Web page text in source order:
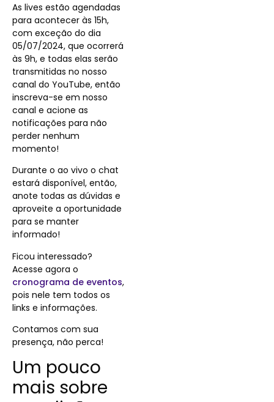
As lives estão agendadas
para acontecer às 15h,
com exceção do dia
05/07/2024, que ocorrerá
às 9h, e todas elas serão
transmitidas no nosso
canal do YouTube, então
inscreva-se em nosso
canal e acione as
notificações para não
perder nenhum
momento!
Durante o ao vivo o chat
estará disponível, então,
anote todas as dúvidas e
aproveite a oportunidade
para se manter
informado!
Ficou interessado?
Acesse agora o
cronograma de eventos,
pois nele tem todos os
links e informações.
Contamos com sua
presença, não perca!
Um pouco
mais sobre